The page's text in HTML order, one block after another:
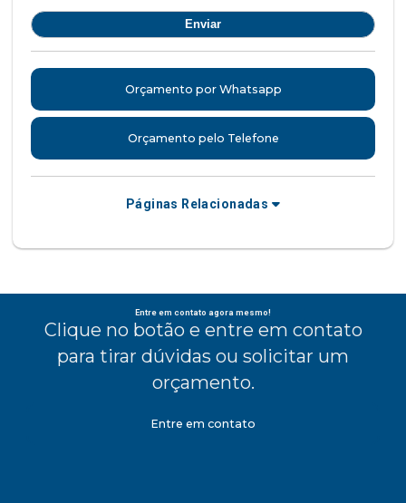
Orçamento por Whatsapp
Orçamento pelo Telefone
Páginas Relacionadas
Entre em contato agora mesmo!
Clique no botão e entre em contato
para tirar dúvidas ou solicitar um
orçamento.
Entre em contato